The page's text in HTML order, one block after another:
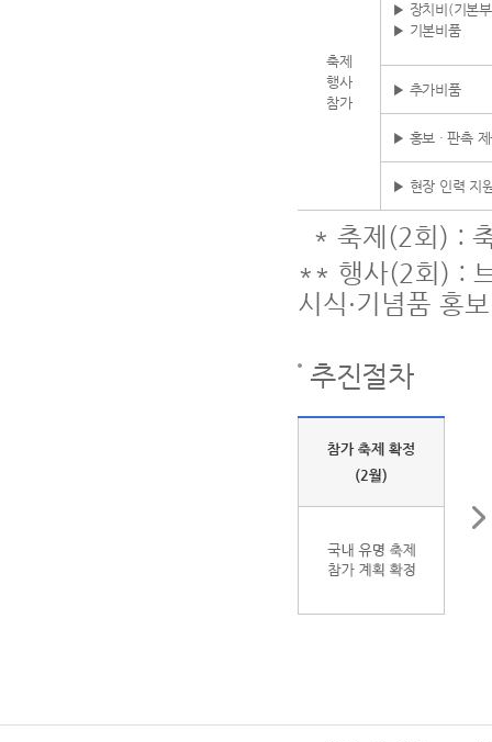
축제
행사
참가
▶ 장치비(기본
▶ 기본비품
▶ 추가비품
▶ 홍보 · 판촉
▶ 현장 인력 지
* 축제(2회) :
** 행사(2회) :
시식·기념품 홍보
추진절차